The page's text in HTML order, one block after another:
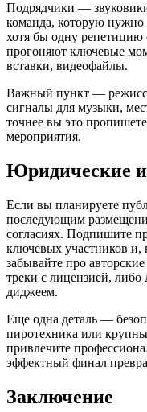
Подрядчики —
команда, которую нужно
хотя бы одну
прогоняют ключевые
вставки, видеофайлы.
Важный пункт —
сигналы для музыки,
точнее вы это
мероприятия.
Юридические
Если вы планируете
последующим
согласиях. Подпишите
ключевых участников и,
забывайте про
треки с лицензией, либо
диджеем.
Еще одна деталь —
пиротехника или
привлечите
эффектный финал
Заключение